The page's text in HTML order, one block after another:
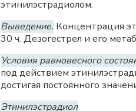
этинилэстрадиолом.
Выведение. Концентрация
30 ч. Дезогестрел и его
Условия равновесного
под действием
достигая постоянного
Этинилэстрадиол